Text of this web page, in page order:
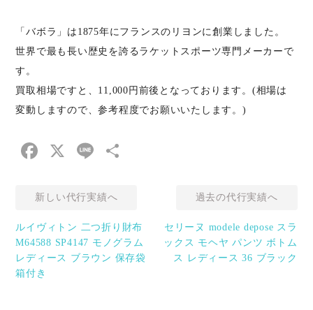
「バボラ」は1875年にフランスのリヨンに創業しました。
世界で最も長い歴史を誇るラケットスポーツ専門メーカーで
す。
買取相場ですと、11,000円前後となっております。(相場は
変動しますので、参考程度でお願いいたします。)
Facebook
X Line
新しい代行実績へ
ルイヴィトン 二つ折り財布
M64588 SP4147 モノグラム
レディース ブラウン 保存袋
箱付き
過去の代行実績へ
セリーヌ modele depose スラ
ックス モヘヤ パンツ ボトム
ス レディース 36 ブラック